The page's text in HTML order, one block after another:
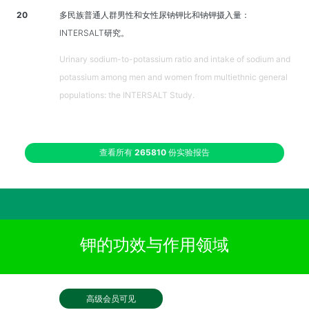
20
多民族普通人群男性和女性尿钠钾比和钠钾摄入量：
INTERSALT研究。
Urinary sodium-to-potassium ratio and intake of sodium and
potassium among men and women from multiethnic general
populations: the INTERSALT Study.
查看所有 265810 份实验报告
钾的功效与作用领域
高级会员可见